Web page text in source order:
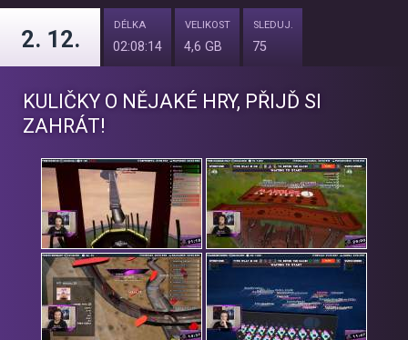
2. 12.
DÉLKA
02:08:14
VELIKOST
4,6 GB
SLEDUJ.
75
KULIČKY O NĚJAKÉ HRY, PŘIJĎ SI
ZAHRÁT!